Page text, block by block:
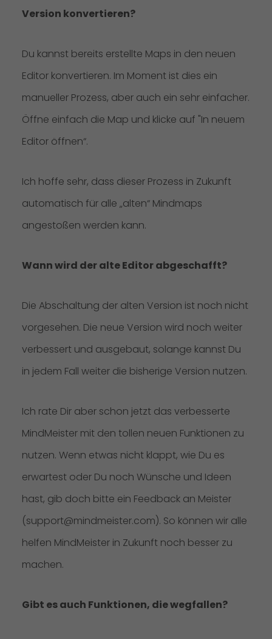
Version konvertieren?
Du kannst bereits erstellte Maps in den neuen
Editor konvertieren. Im Moment ist dies ein
manueller Prozess, aber auch ein sehr einfacher.
Öffne einfach die Map und klicke auf "In neuem
Editor öffnen“.
Ich hoffe sehr, dass dieser Prozess in Zukunft
automatisch für alle „alten“ Mindmaps
angestoßen werden kann.
Wann wird der alte Editor abgeschafft?
Die Abschaltung der alten Version ist noch nicht
vorgesehen. Die neue Version wird noch weiter
verbessert und ausgebaut, solange kannst Du
in jedem Fall weiter die bisherige Version nutzen.
Ich rate Dir aber schon jetzt das verbesserte
MindMeister mit den tollen neuen Funktionen zu
nutzen. Wenn etwas nicht klappt, wie Du es
erwartest oder Du noch Wünsche und Ideen
hast, gib doch bitte ein Feedback an Meister
(support@mindmeister.com). So können wir alle
helfen MindMeister in Zukunft noch besser zu
machen.
Gibt es auch Funktionen, die wegfallen?